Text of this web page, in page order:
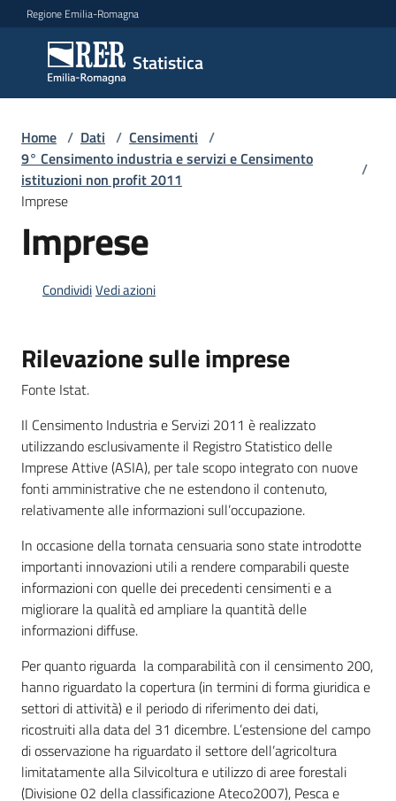
Vai al contenuto
Vai alla navigazione
Vai al footer
Regione Emilia-Romagna
Statistica
Statistica
Novità
Dati
Statistiche
per
Metadati
Seguici
su
Home / Dati / Censimenti /
9° Censimento industria e servizi e Censimento
istituzioni non profit 2011
/
Imprese
Imprese
CondividiVedi azioni
Rilevazione sulle imprese
Fonte Istat.
Il Censimento Industria e Servizi 2011 è realizzato
utilizzando esclusivamente il Registro Statistico delle
Imprese Attive (ASIA), per tale scopo integrato con nuove
fonti amministrative che ne estendono il contenuto,
relativamente alle informazioni sull’occupazione.
In occasione della tornata censuaria sono state introdotte
importanti innovazioni utili a rendere comparabili queste
informazioni con quelle dei precedenti censimenti e a
migliorare la qualità ed ampliare la quantità delle
informazioni diffuse.
Per quanto riguarda la comparabilità con il censimento 200,
hanno riguardato la copertura (in termini di forma giuridica e
settori di attività) e il periodo di riferimento dei dati,
ricostruiti alla data del 31 dicembre. L’estensione del campo
di osservazione ha riguardato il settore dell’agricoltura
limitatamente alla Silvicoltura e utilizzo di aree forestali
(Divisione 02 della classificazione Ateco2007), Pesca e